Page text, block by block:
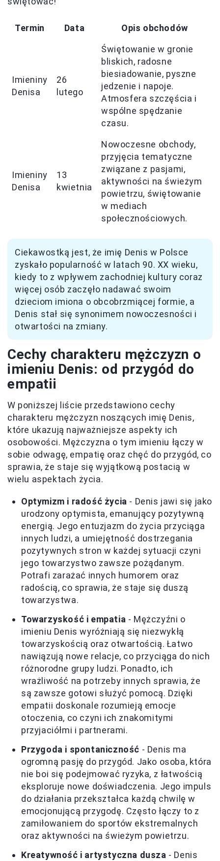
Termin Data Opis obchodów
Imieniny
Denisa
26
lutego
Świętowanie w gronie
bliskich, radosne
biesiadowanie, pyszne
jedzenie i napoje.
Atmosfera szczęścia i
wspólne spędzanie
czasu.
Imieniny
Denisa
13
kwietnia
Nowoczesne obchody,
przyjęcia tematyczne
związane z pasjami,
aktywności na świeżym
powietrzu, świętowanie
w mediach
społecznościowych.
Ciekawostką jest, że imię Denis w Polsce
zyskało popularność w latach 90. XX wieku,
kiedy to z wpływem zachodniej kultury coraz
więcej osób zaczęło nadawać swoim
dzieciom imiona o obcobrzmiącej formie, a
Denis stał się synonimem nowoczesności i
otwartości na zmiany.
Cechy charakteru mężczyzn o
imieniu Denis: od przygód do
empatii
W poniższej liście przedstawiono cechy
charakteru mężczyzn noszących imię Denis,
które ukazują najważniejsze aspekty ich
osobowości. Mężczyzna o tym imieniu łączy w
sobie odwagę, empatię oraz chęć do przygód, co
sprawia, że staje się wyjątkową postacią w
wielu aspektach życia.
Optymizm i radość życia - Denis jawi się jako
urodzony optymista, emanujący pozytywną
energią. Jego entuzjazm do życia przyciąga
innych ludzi, a umiejętność dostrzegania
pozytywnych stron w każdej sytuacji czyni
jego towarzystwo zawsze pożądanym.
Potrafi zarażać innych humorem oraz
radością, co sprawia, że staje się duszą
towarzystwa.
Towarzyskość i empatia - Mężczyźni o
imieniu Denis wyróżniają się niezwykłą
towarzyskością oraz otwartością. Łatwo
nawiązują nowe relacje, co przyciąga do nich
różnorodne grupy ludzi. Ponadto, ich
wrażliwość na potrzeby innych sprawia, że
są zawsze gotowi służyć pomocą. Dzięki
empatii doskonale rozumieją emocje
otoczenia, co czyni ich znakomitymi
przyjaciółmi i partnerami.
Przygoda i spontaniczność - Denis ma
ogromną pasję do przygód. Jako osoba, która
nie boi się podejmować ryzyka, z łatwością
eksploruje nowe doświadczenia. Jego impuls
do działania przekształca każdą chwilę w
emocjonującą przygodę. Często łączy to z
zamiłowaniem do sportów ekstremalnych
oraz aktywności na świeżym powietrzu.
Kreatywność i artystyczna dusza - Denis